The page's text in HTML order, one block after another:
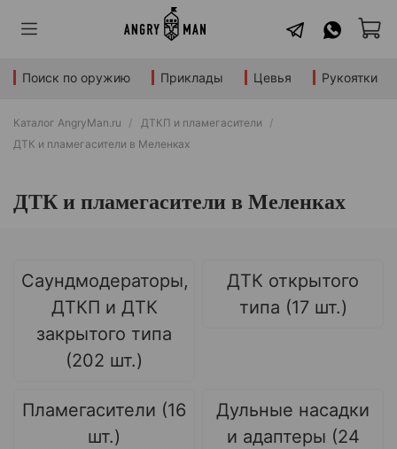
Поиск по оружию Приклады Цевья Рукоятки
Каталог AngryMan.ru
ДТКП и пламегасители
ДТК и пламегасители в Меленках
ДТК и пламегасители в Меленках
Саундмодераторы,
ДТКП и ДТК
закрытого типа
(202 шт.)
ДТК открытого
типа (17 шт.)
Пламегасители (16
шт.)
Дульные насадки
и адаптеры (24